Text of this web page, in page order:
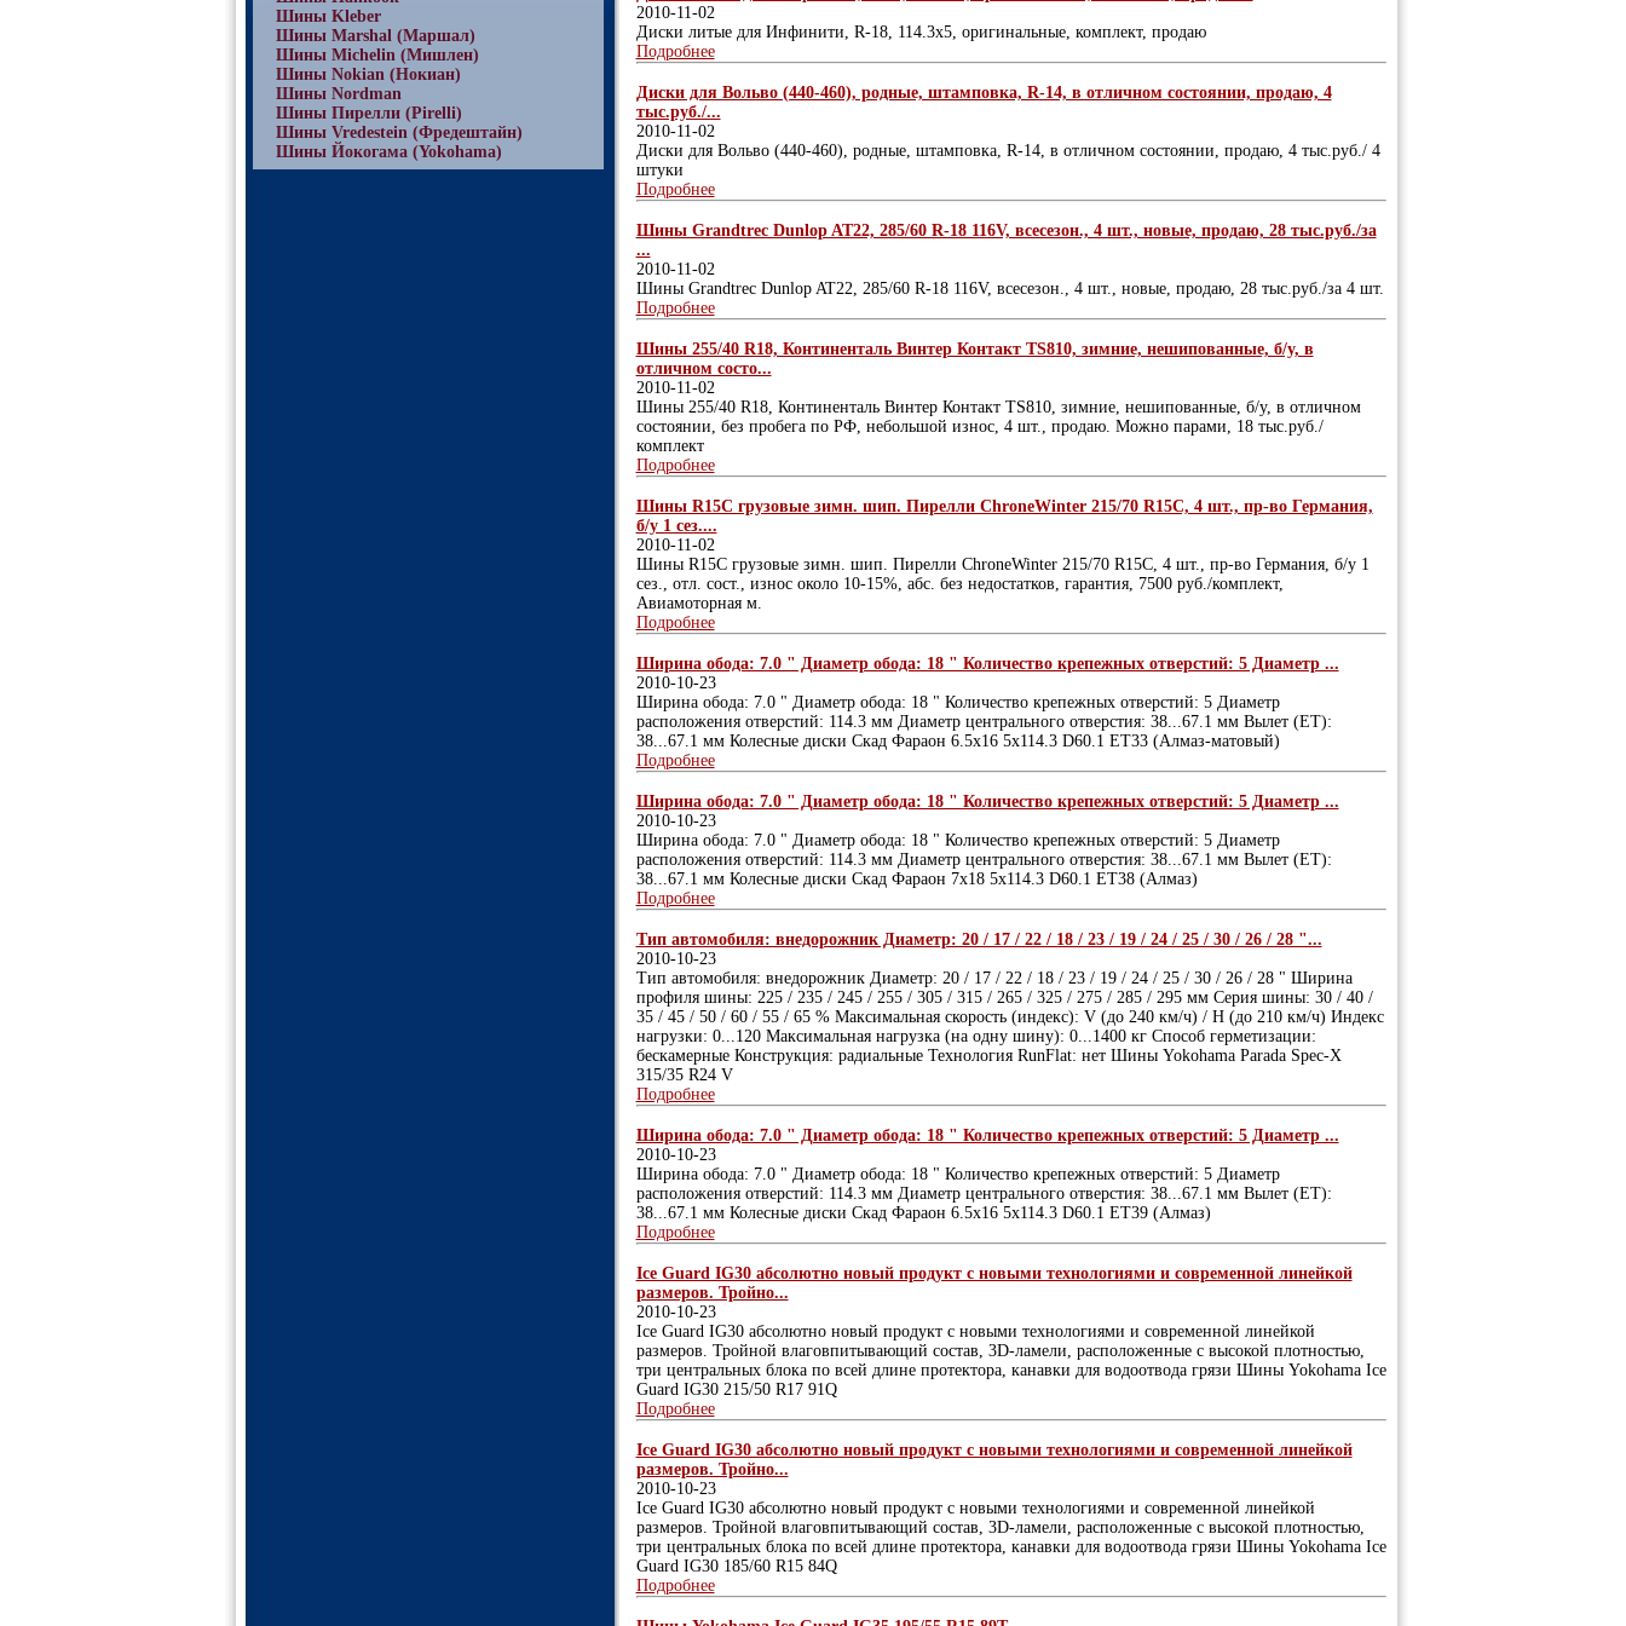
Шины Kleber
Шины Marshal (Маршал)
Шины Michelin (Мишлен)
Шины Nokian (Нокиан)
Шины Nordman
Шины Пирелли (Pirelli)
Шины Vredestein (Фредештайн)
Шины Йокогама (Yokohama)
2010-11-02
Диски литые для Инфинити, R-18, 114.3х5, оригинальные, комплект, продаю
Подробнее
Диски для Вольво (440-460), родные, штамповка, R-14, в отличном состоянии, продаю, 4
тыс.руб./...
2010-11-02
Диски для Вольво (440-460), родные, штамповка, R-14, в отличном состоянии, продаю, 4 тыс.руб./ 4
штуки
Подробнее
Шины Grandtrec Dunlop AT22, 285/60 R-18 116V, всесезон., 4 шт., новые, продаю, 28 тыс.руб./за
...
2010-11-02
Шины Grandtrec Dunlop AT22, 285/60 R-18 116V, всесезон., 4 шт., новые, продаю, 28 тыс.руб./за 4 шт.
Подробнее
Шины 255/40 R18, Континенталь Винтер Контакт TS810, зимние, нешипованные, б/у, в
отличном состо...
2010-11-02
Шины 255/40 R18, Континенталь Винтер Контакт TS810, зимние, нешипованные, б/у, в отличном
состоянии, без пробега по РФ, небольшой износ, 4 шт., продаю. Можно парами, 18 тыс.руб./
комплект
Подробнее
Шины R15С грузовые зимн. шип. Пирелли ChroneWinter 215/70 R15С, 4 шт., пр-во Германия,
б/у 1 сез....
2010-11-02
Шины R15С грузовые зимн. шип. Пирелли ChroneWinter 215/70 R15С, 4 шт., пр-во Германия, б/у 1
сез., отл. сост., износ около 10-15%, абс. без недостатков, гарантия, 7500 руб./комплект,
Авиамоторная м.
Подробнее
Ширина обода: 7.0 " Диаметр обода: 18 " Количество крепежных отверстий: 5 Диаметр ...
2010-10-23
Ширина обода: 7.0 " Диаметр обода: 18 " Количество крепежных отверстий: 5 Диаметр
расположения отверстий: 114.3 мм Диаметр центрального отверстия: 38...67.1 мм Вылет (ET):
38...67.1 мм Колесные диски Скад Фараон 6.5x16 5x114.3 D60.1 ET33 (Алмаз-матовый)
Подробнее
Ширина обода: 7.0 " Диаметр обода: 18 " Количество крепежных отверстий: 5 Диаметр ...
2010-10-23
Ширина обода: 7.0 " Диаметр обода: 18 " Количество крепежных отверстий: 5 Диаметр
расположения отверстий: 114.3 мм Диаметр центрального отверстия: 38...67.1 мм Вылет (ET):
38...67.1 мм Колесные диски Скад Фараон 7x18 5x114.3 D60.1 ET38 (Алмаз)
Подробнее
Тип автомобиля: внедорожник Диаметр: 20 / 17 / 22 / 18 / 23 / 19 / 24 / 25 / 30 / 26 / 28 "...
2010-10-23
Тип автомобиля: внедорожник Диаметр: 20 / 17 / 22 / 18 / 23 / 19 / 24 / 25 / 30 / 26 / 28 " Ширина
профиля шины: 225 / 235 / 245 / 255 / 305 / 315 / 265 / 325 / 275 / 285 / 295 мм Серия шины: 30 / 40 /
35 / 45 / 50 / 60 / 55 / 65 % Максимальная скорость (индекс): V (до 240 км/ч) / H (до 210 км/ч) Индекс
нагрузки: 0...120 Максимальная нагрузка (на одну шину): 0...1400 кг Способ герметизации:
бескамерные Конструкция: радиальные Технология RunFlat: нет Шины Yokohama Parada Spec-X
315/35 R24 V
Подробнее
Ширина обода: 7.0 " Диаметр обода: 18 " Количество крепежных отверстий: 5 Диаметр ...
2010-10-23
Ширина обода: 7.0 " Диаметр обода: 18 " Количество крепежных отверстий: 5 Диаметр
расположения отверстий: 114.3 мм Диаметр центрального отверстия: 38...67.1 мм Вылет (ET):
38...67.1 мм Колесные диски Скад Фараон 6.5x16 5x114.3 D60.1 ET39 (Алмаз)
Подробнее
Ice Guard IG30 абсолютно новый продукт с новыми технологиями и современной линейкой
размеров. Тройно...
2010-10-23
Ice Guard IG30 абсолютно новый продукт с новыми технологиями и современной линейкой
размеров. Тройной влаговпитывающий состав, 3D-ламели, расположенные с высокой плотностью,
три центральных блока по всей длине протектора, канавки для водоотвода грязи Шины Yokohama Ice
Guard IG30 215/50 R17 91Q
Подробнее
Ice Guard IG30 абсолютно новый продукт с новыми технологиями и современной линейкой
размеров. Тройно...
2010-10-23
Ice Guard IG30 абсолютно новый продукт с новыми технологиями и современной линейкой
размеров. Тройной влаговпитывающий состав, 3D-ламели, расположенные с высокой плотностью,
три центральных блока по всей длине протектора, канавки для водоотвода грязи Шины Yokohama Ice
Guard IG30 185/60 R15 84Q
Подробнее